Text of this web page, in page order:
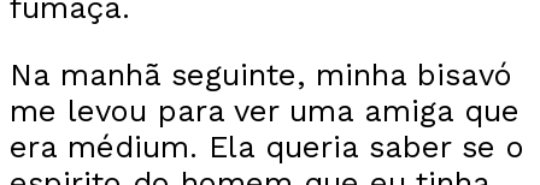
fumaça.
Na manhã seguinte, minha bisavó
me levou para ver uma amiga que
era médium. Ela queria saber se o